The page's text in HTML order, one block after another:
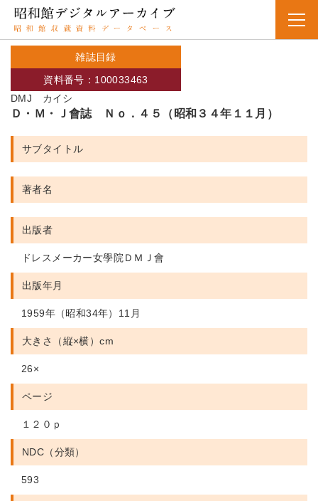
雑誌目録
DMJ カイシ
資料番号：100033463
Ｄ・Ｍ・Ｊ會誌 Ｎｏ．４５（昭和３４年１１月）
サブタイトル
著者名
出版者
ドレスメーカー女學院ＤＭＪ會
出版年月
1959年（昭和34年）11月
大きさ（縦×横）cm
26×
ページ
１２０ｐ
NDC（分類）
593